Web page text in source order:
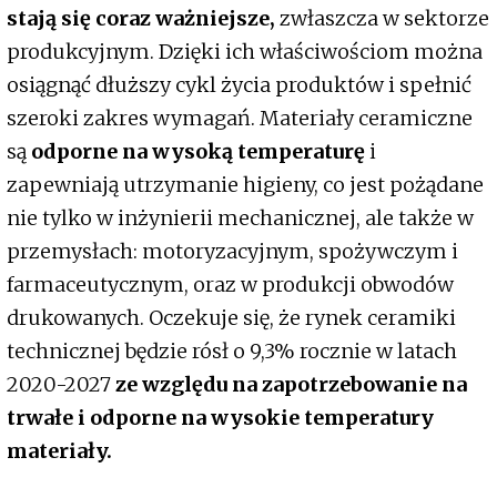
stają się coraz ważniejsze, zwłaszcza w sektorze
produkcyjnym. Dzięki ich właściwościom można
osiągnąć dłuższy cykl życia produktów i spełnić
szeroki zakres wymagań. Materiały ceramiczne
są odporne na wysoką temperaturęi
zapewniają utrzymanie higieny, co jest pożądane
nie tylko w inżynierii mechanicznej, ale także w
przemysłach: motoryzacyjnym, spożywczym i
farmaceutycznym, oraz w produkcji obwodów
drukowanych. Oczekuje się, że rynek ceramiki
technicznej będzie rósł o 9,3% rocznie w latach
2020-2027ze względu na zapotrzebowanie na
trwałe i odporne na wysokie temperatury
materiały.